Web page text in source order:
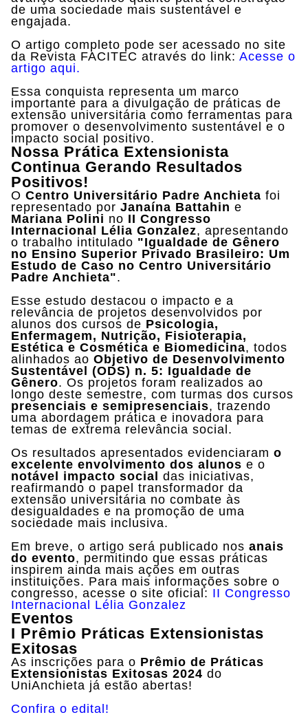
de uma sociedade mais sustentável e
engajada.
O artigo completo pode ser acessado no site
da Revista FACITEC através do link: Acesse o
artigo aqui.
Essa conquista representa um marco
importante para a divulgação de práticas de
extensão universitária como ferramentas para
promover o desenvolvimento sustentável e o
impacto social positivo.
Nossa Prática Extensionista
Continua Gerando Resultados
Positivos!
O Centro Universitário Padre Anchieta foi
representado por Janaína Battahin e
Mariana Polini no II Congresso
Internacional Lélia Gonzalez, apresentando
o trabalho intitulado "Igualdade de Gênero
no Ensino Superior Privado Brasileiro: Um
Estudo de Caso no Centro Universitário
Padre Anchieta".
Esse estudo destacou o impacto e a
relevância de projetos desenvolvidos por
alunos dos cursos de Psicologia,
Enfermagem, Nutrição, Fisioterapia,
Estética e Cosmética e Biomedicina, todos
alinhados ao Objetivo de Desenvolvimento
Sustentável (ODS) n. 5: Igualdade de
Gênero. Os projetos foram realizados ao
longo deste semestre, com turmas dos cursos
presenciais e semipresenciais, trazendo
uma abordagem prática e inovadora para
temas de extrema relevância social.
Os resultados apresentados evidenciaram o
excelente envolvimento dos alunos e o
notável impacto social
das iniciativas,
reafirmando o papel transformador da
extensão universitária no combate às
desigualdades e na promoção de uma
sociedade mais inclusiva.
Em breve, o artigo será publicado nos anais
do evento, permitindo que essas práticas
inspirem ainda mais ações em outras
instituições. Para mais informações sobre o
congresso, acesse o site oficial: II Congresso
Internacional Lélia Gonzalez
Eventos
I Prêmio Práticas Extensionistas
Exitosas
As inscrições para o Prêmio de Práticas
Extensionistas Exitosas 2024 do
UniAnchieta já estão abertas!
Confira o edital!